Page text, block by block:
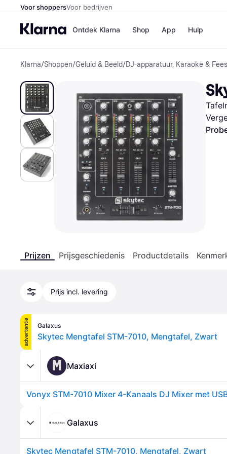
Voor shoppersVoor bedrijven
Ontdek Klarna Shop
Winkels
Bol
H&M
App Hulp
Klarna/Shoppen/Geluid & Beeld/DJ-apparatuur, Karaoke &
Prijzen Prijsgeschiedenis Productdetails
Prijs incl. levering
advertentie Galaxus
Skytec Mengtafel STM-7010, Mengtafel, Zwart
M Maxiaxi
Vonyx STM-7010 Mixer 4-Kanaals DJ Mixer met
Galaxus
Skytec Mengtafel STM-7010, Mengtafel, Zwart